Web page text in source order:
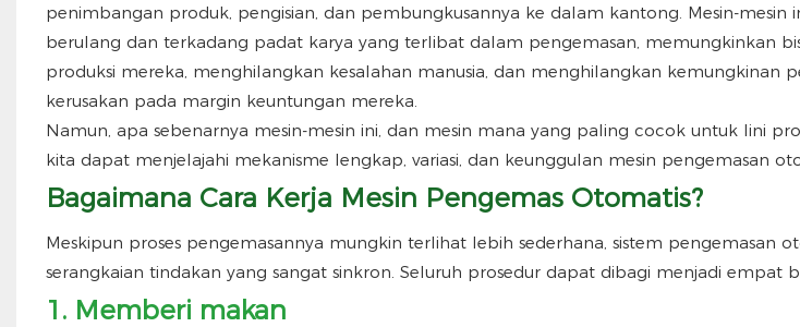
penimbangan produk, pengisian, dan pembungkusannya ke dalam kantong. Mesin-mesin
berulang dan terkadang padat karya yang terlibat dalam pengemasan, memungkinkan
produksi mereka, menghilangkan kesalahan manusia, dan menghilangkan kemungkinan
kerusakan pada margin keuntungan mereka.
Namun, apa sebenarnya mesin-mesin ini, dan mesin mana yang paling cocok untuk lini
kita dapat menjelajahi mekanisme lengkap, variasi, dan keunggulan mesin pengemasan
Bagaimana Cara Kerja Mesin Pengemas Otomatis?
Meskipun proses pengemasannya mungkin terlihat lebih sederhana, sistem pengemasan
serangkaian tindakan yang sangat sinkron. Seluruh prosedur dapat dibagi menjadi empat
1. Memberi makan